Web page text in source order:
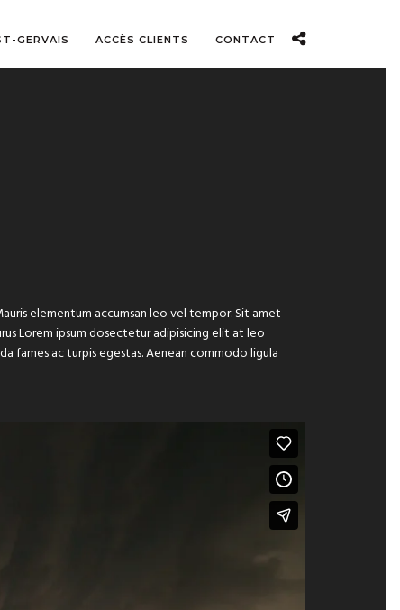
GERVAIS ACCÈS CLIENTS CONTACT
elementum accumsan leo vel tempor. Sit amet
Lorem ipsum dosectetur adipisicing elit at leo
fames ac turpis egestas. Aenean commodo ligula